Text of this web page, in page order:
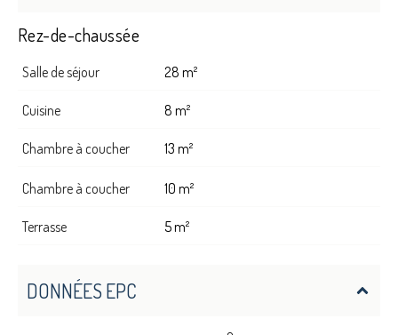
Rez-de-chaussée
Salle de séjour 28 m²
Cuisine 8 m²
Chambre à coucher 13 m²
Chambre à coucher 10 m²
Terrasse 5 m²
DONNÉES EPC